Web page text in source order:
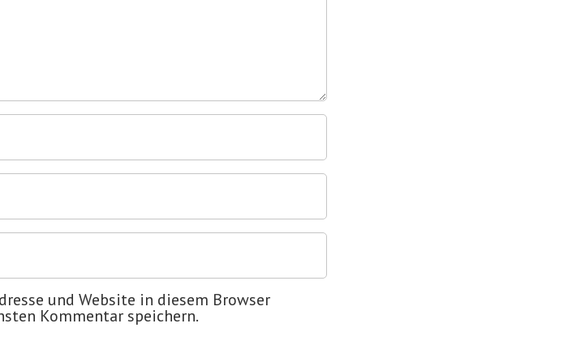
und Website in diesem Browser
Kommentar speichern.